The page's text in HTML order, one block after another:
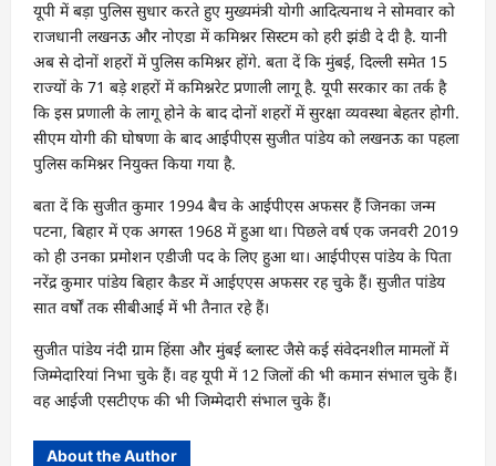
यूपी में बड़ा पुलिस सुधार करते हुए मुख्यमंत्री योगी आदित्यनाथ ने सोमवार को
राजधानी लखनऊ और नोएडा में कमिश्नर सिस्टम को हरी झंडी दे दी है. यानी
अब से दोनों शहरों में पुलिस कमिश्नर होंगे. बता दें कि मुंबई, दिल्ली समेत 15
राज्यों के 71 बड़े शहरों में कमिश्नरेट प्रणाली लागू है. यूपी सरकार का तर्क है
कि इस प्रणाली के लागू होने के बाद दोनों शहरों में सुरक्षा व्यवस्था बेहतर होगी.
सीएम योगी की घोषणा के बाद आईपीएस सुजीत पांडेय को लखनऊ का पहला
पुलिस कमिश्नर नियुक्त किया गया है.
बता दें कि सुजीत कुमार 1994 बैच के आईपीएस अफसर हैं जिनका जन्म
पटना, बिहार में एक अगस्त 1968 में हुआ था। पिछले वर्ष एक जनवरी 2019
को ही उनका प्रमोशन एडीजी पद के लिए हुआ था। आईपीएस पांडेय के पिता
नरेंद्र कुमार पांडेय बिहार कैडर में आईएएस अफसर रह चुके हैं। सुजीत पांडेय
सात वर्षों तक सीबीआई में भी तैनात रहे हैं।
सुजीत पांडेय नंदी ग्राम हिंसा और मुंबई ब्लास्ट जैसे कई संवेदनशील मामलों में
जिम्मेदारियां निभा चुके हैं। वह यूपी में 12 जिलों की भी कमान संभाल चुके हैं।
वह आईजी एसटीएफ की भी जिम्मेदारी संभाल चुके हैं।
About the Author